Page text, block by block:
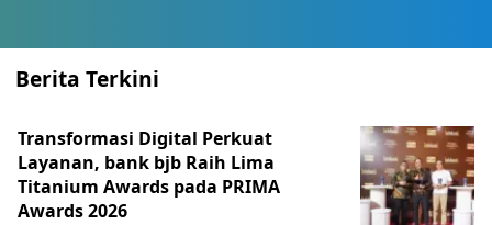
Berita Terkini
Transformasi Digital Perkuat
Layanan, bank bjb Raih Lima
Titanium Awards pada PRIMA
Awards 2026